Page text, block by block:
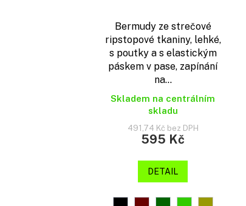
Bermudy ze strečové
ripstopové tkaniny, lehké,
s poutky a s elastickým
páskem v pase, zapínání
na...
Skladem na centrálním
skladu
491,74 Kč bez DPH
595 Kč
DETAIL